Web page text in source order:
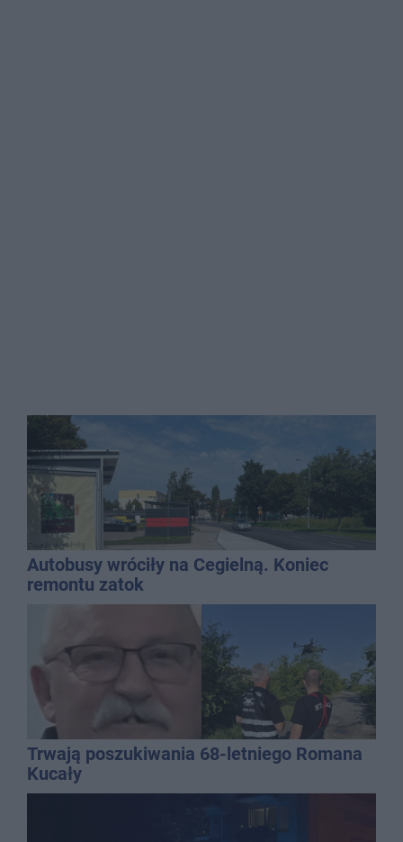
Autobusy wróciły na Cegielną. Koniec
remontu zatok
Trwają poszukiwania 68-letniego Romana
Kucały